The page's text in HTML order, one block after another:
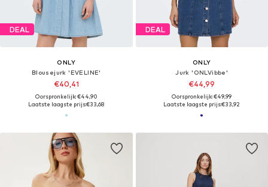
DEAL
ONLY
Blousejurk 'EVELINE'
€40,41
Oorspronkelijk: €44,90
Laatste laagste prijs:€33,68
DEAL
ONLY
Jurk 'ONLVibbe'
€44,99
Oorspronkelijk: €49,99
Laatste laagste prijs:€33,92